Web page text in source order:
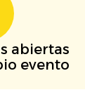
abiertas
evento